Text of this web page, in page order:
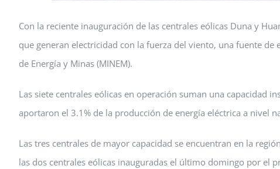
Con la reciente inauguración de las centrales eólicas Duna y
que generan electricidad con la fuerza del viento, una fuente
de Energía y Minas (MINEM).
Las siete centrales eólicas en operación suman una capacidad
aportaron el 3.1% de la producción de energía eléctrica a nivel
Las tres centrales de mayor capacidad se encuentran en la
las dos centrales eólicas inauguradas el último domingo por el